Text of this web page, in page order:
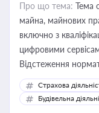
Про що тема: Тема
майна, майнових
включно з
цифровими
Відстеження
корисне для
бухгалтера під час
державного майна,
Страхова
Будівельна